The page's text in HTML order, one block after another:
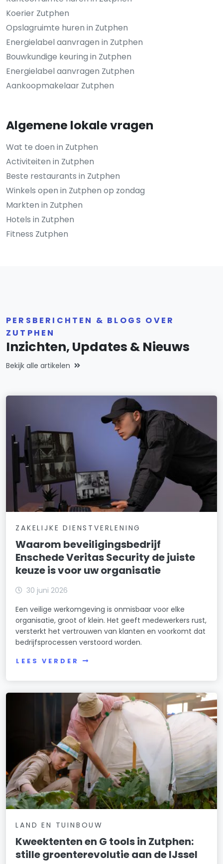
Koerier Zutphen
Opslagruimte huren in Zutphen
Energielabel aanvragen in Zutphen
Bouwkundige keuring in Zutphen
Energielabel aanvragen Zutphen
Aankoopmakelaar Zutphen
Algemene lokale vragen
Wat te doen in Zutphen
Activiteiten in Zutphen
Beste restaurants in Zutphen
Winkels open in Zutphen op zondag
Markten in Zutphen
Hotels in Zutphen
Fitness Zutphen
PERSBERICHTEN & BLOGS OVER
ZUTPHEN
Inzichten, Updates & Nieuws
Bekijk alle artikelen
ZAKELIJKE DIENSTVERLENING
Waarom beveiligingsbedrijf
Enschede Veritas Security de juiste
keuze is voor uw organisatie
30 juni 2026
Een veilige werkomgeving is onmisbaar voor elke
organisatie, groot of klein. Het geeft medewerkers rust,
versterkt het vertrouwen van klanten en voorkomt dat
bedrijfsprocessen verstoord worden.
LEES VERDER
LAND EN TUINBOUW
Kweektenten en G tools in Zutphen:
stille groenterevolutie aan de IJssel